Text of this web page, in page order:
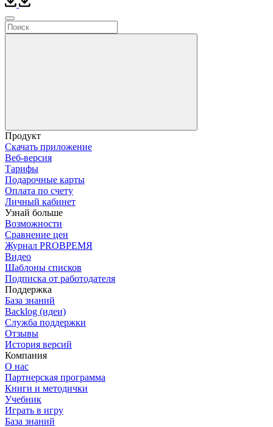
Продукт
Скачать приложение
Веб-версия
Тарифы
Подарочные карты
Оплата по счету
Личный кабинет
Узнай больше
Возможности
Сравнение цен
Журнал PROВРЕМЯ
Видео
Шаблоны списков
Подписка от работодателя
Поддержка
База знаний
Backlog (идеи)
Служба поддержки
Отзывы
История версий
Компания
О нас
Партнерская программа
Книги и методички
Учебник
Играть в игру
База знаний